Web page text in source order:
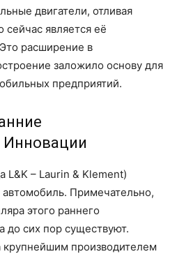
двигатели, отливая
сейчас является её
расширение в
заложило основу для
предприятий.
L&K – Laurin & Klement)
Примечательно,
этого раннего
до сих пор существуют.
крупнейшим производителем